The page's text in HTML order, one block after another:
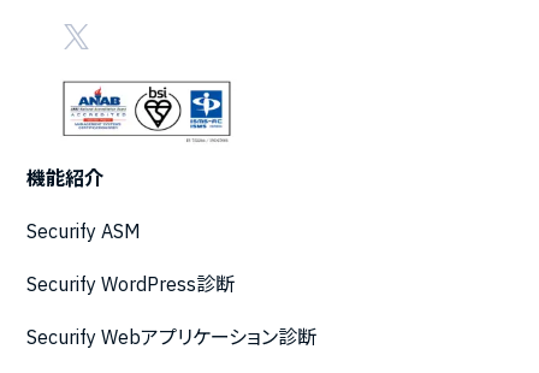
機能紹介
Securify ASM
Securify WordPress診断
Securify Webアプリケーション診断